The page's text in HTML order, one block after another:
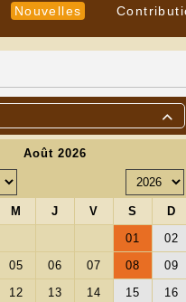
Nouvelles
